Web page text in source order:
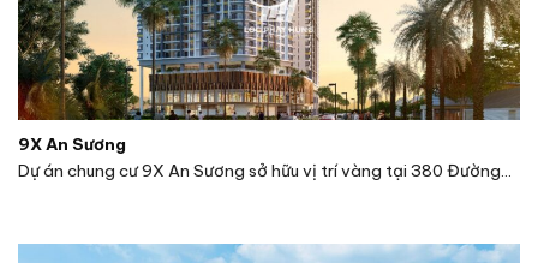
9X An Sương
Dự án chung cư 9X An Sương sở hữu vị trí vàng tại 380 Đường...